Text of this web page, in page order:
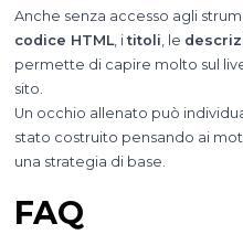
Anche senza accesso agli
codice HTML, ititoli, le
permette di capire molto sul
sito.
Un occhio allenato può
stato costruito pensando ai
una strategia di base.
FAQ